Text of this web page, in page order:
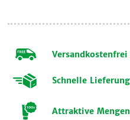
Versandkostenfrei
Schnelle Lieferung
Attraktive